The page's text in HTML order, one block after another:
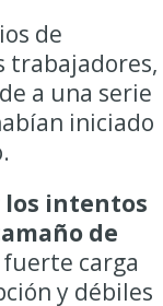
de
trabajadores,
a una serie
iniciado
intentos
de
carga
y débiles